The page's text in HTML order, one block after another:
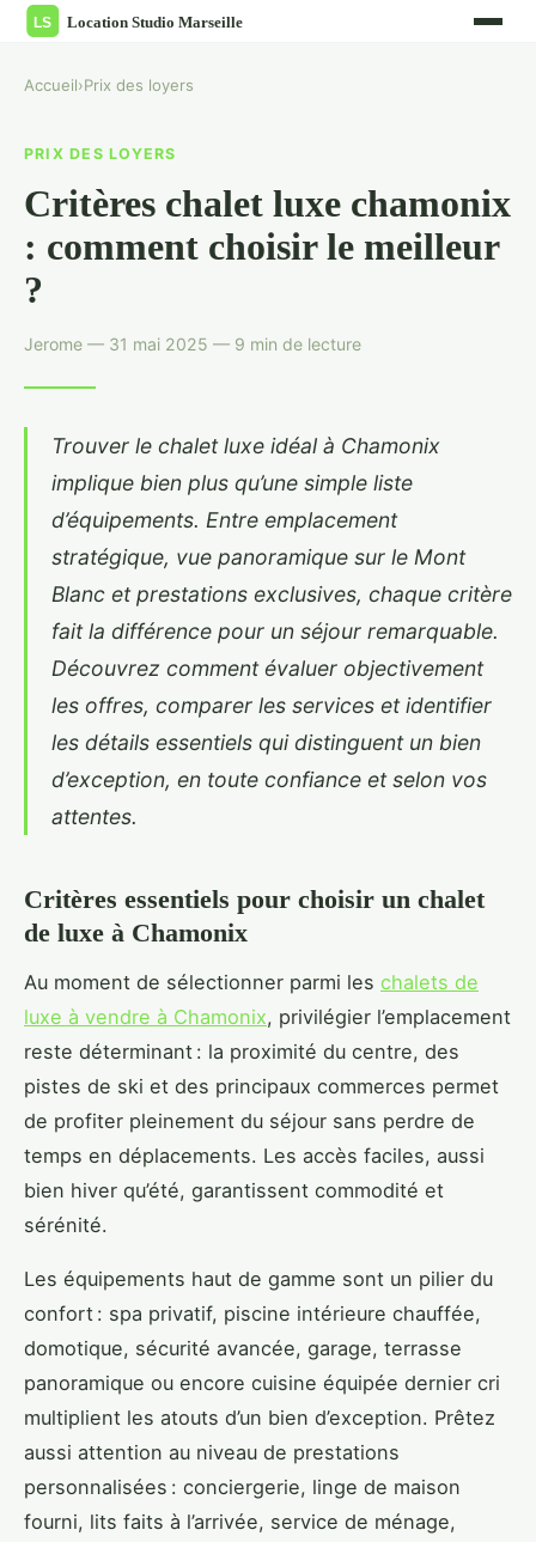
Accueil›Prix des loyers
PRIX DES LOYERS
Critères chalet luxe chamonix
: comment choisir le meilleur
?
Jerome — 31 mai 2025 — 9 min de lecture
Trouver le chalet luxe idéal à Chamonix
implique bien plus qu’une simple liste
d’équipements. Entre emplacement
stratégique, vue panoramique sur le Mont
Blanc et prestations exclusives, chaque critère
fait la différence pour un séjour remarquable.
Découvrez comment évaluer objectivement
les offres, comparer les services et identifier
les détails essentiels qui distinguent un bien
d’exception, en toute confiance et selon vos
attentes.
Critères essentiels pour choisir un chalet
de luxe à Chamonix
Au moment de sélectionner parmi les chalets de
luxe à vendre à Chamonix, privilégier l’emplacement
reste déterminant : la proximité du centre, des
pistes de ski et des principaux commerces permet
de profiter pleinement du séjour sans perdre de
temps en déplacements. Les accès faciles, aussi
bien hiver qu’été, garantissent commodité et
sérénité.
Les équipements haut de gamme sont un pilier du
confort : spa privatif, piscine intérieure chauffée,
domotique, sécurité avancée, garage, terrasse
panoramique ou encore cuisine équipée dernier cri
multiplient les atouts d’un bien d’exception. Prêtez
aussi attention au niveau de prestations
personnalisées : conciergerie, linge de maison
fourni, lits faits à l’arrivée, service de ménage,